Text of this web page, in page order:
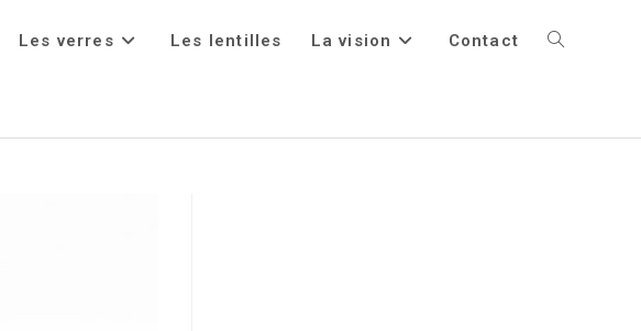
Les verres Les lentilles La vision Contact